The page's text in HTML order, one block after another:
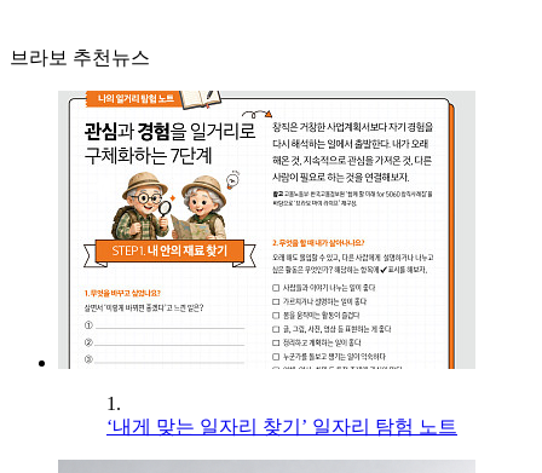
브라보 추천뉴스
1.
‘내게 맞는 일자리 찾기’ 일자리 탐험 노트